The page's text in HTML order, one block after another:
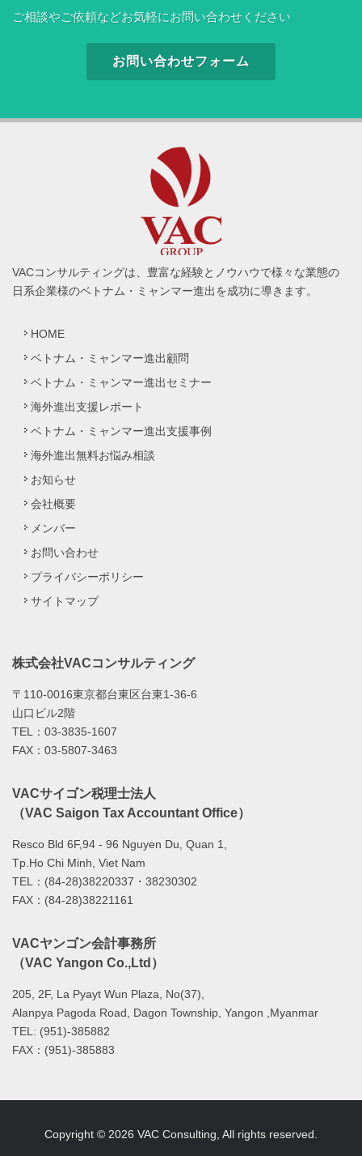
ご相談やご依頼などお気軽にお問い合わせください
お問い合わせフォーム
VACコンサルティングは、豊富な経験とノウハウで様々な業態の
日系企業様のベトナム・ミャンマー進出を成功に導きます。
HOME
ベトナム・ミャンマー進出顧問
ベトナム・ミャンマー進出セミナー
海外進出支援レポート
ベトナム・ミャンマー進出支援事例
海外進出無料お悩み相談
お知らせ
会社概要
メンバー
お問い合わせ
プライバシーポリシー
サイトマップ
株式会社VACコンサルティング
〒110-0016東京都台東区台東1-36-6
山口ビル2階
TEL：03-3835-1607
FAX：03-5807-3463
VACサイゴン税理士法人
（VAC Saigon Tax Accountant Office）
Resco Bld 6F,94 - 96 Nguyen Du, Quan 1,
Tp.Ho Chi Minh, Viet Nam
TEL：(84-28)38220337・38230302
FAX：(84-28)38221161
VACヤンゴン会計事務所
（VAC Yangon Co.,Ltd）
205, 2F, La Pyayt Wun Plaza, No(37),
Alanpya Pagoda Road, Dagon Township, Yangon ,Myanmar
TEL: (951)-385882
FAX：(951)-385883
Copyright © 2026 VAC Consulting, All rights reserved.